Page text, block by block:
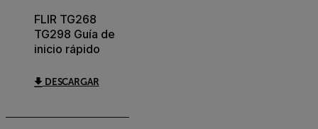
FLIR TG268
TG298 Guía de
inicio rápido
DESCARGAR